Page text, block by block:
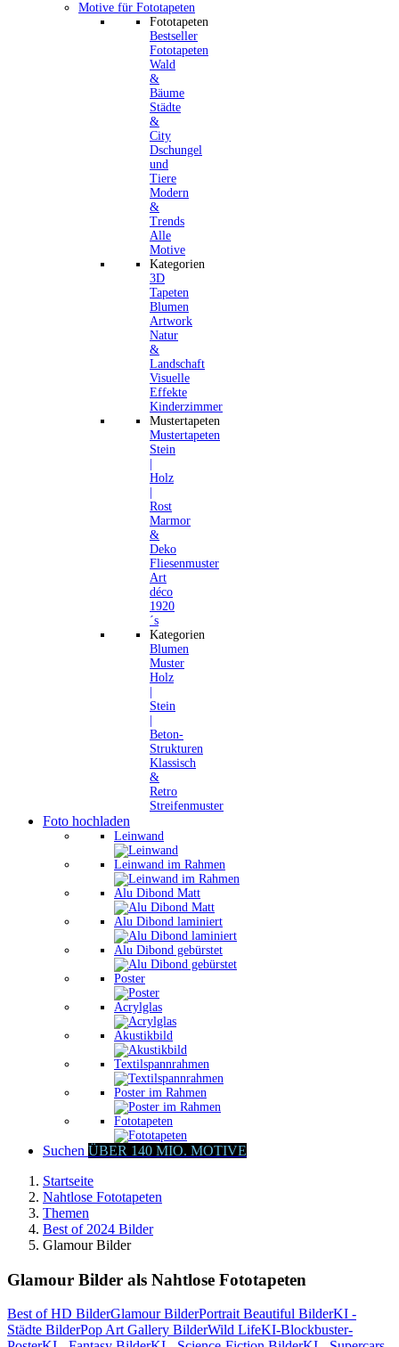
Motive für Fototapeten
Fototapeten
Bestseller
Fototapeten
Wald
&
Bäume
Städte
&
City
Dschungel
und
Tiere
Modern
&
Trends
Alle
Motive
Kategorien
3D
Tapeten
Blumen
Artwork
Natur
&
Landschaft
Visuelle
Effekte
Kinderzimmer
Mustertapeten
Mustertapeten
Stein
Holz
Rost
Marmor
&
Deko
Fliesenmuster
Art
déco
1920
´s
Kategorien
Blumen
Muster
Holz
Stein
Beton-
Strukturen
Klassisch
&
Retro
Streifenmuster
Foto hochladen
Leinwand
Leinwand im Rahmen
Alu Dibond Matt
Alu Dibond laminiert
Alu Dibond gebürstet
Poster
Acrylglas
Akustikbild
Textilspannrahmen
Poster im Rahmen
Fototapeten
Suchen ÜBER 140 MIO. MOTIVE
Startseite
Nahtlose Fototapeten
Themen
Best of 2024 Bilder
Glamour Bilder
Glamour Bilder als Nahtlose Fototapeten
Best of HD BilderGlamour BilderPortrait Beautiful BilderKI -
Städte BilderPop Art Gallery BilderWild LifeKI-Blockbuster-